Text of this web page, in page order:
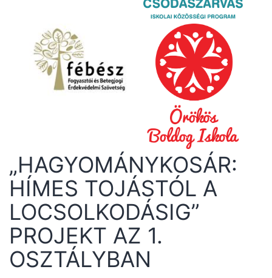
„HAGYOMÁNYKOSÁR:
HÍMES TOJÁSTÓL A
LOCSOLKODÁSIG”
PROJEKT AZ 1.
OSZTÁLYBAN